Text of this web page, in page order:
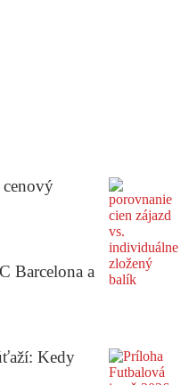
Barcelona a
Kedy